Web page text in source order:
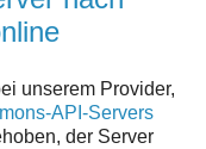
unserem Provider,
API-Servers
der Server